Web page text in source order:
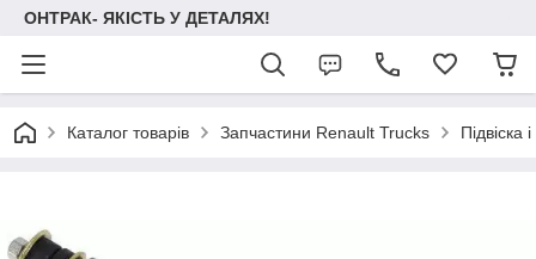
ОНТРАК- ЯКІСТЬ У ДЕТАЛЯХ!
Каталог товарів Запчастини Renault Trucks Підвіска